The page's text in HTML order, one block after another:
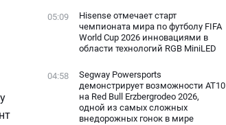
05:09
Hisense отмечает старт
чемпионата мира по футболу FIFA
World Cup 2026 инновациями в
области технологий RGB MiniLED
04:58
Segway Powersports
демонстрирует возможности AT10
на Red Bull Erzbergrodeo 2026,
одной из самых сложных
внедорожных гонок в мире